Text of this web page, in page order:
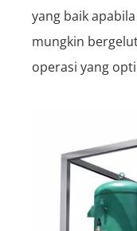
yang baik
mungkin
operasi yang